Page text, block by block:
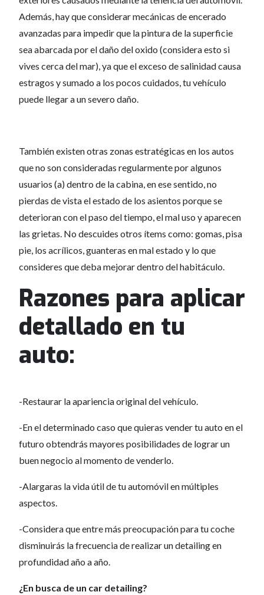
Además, hay que considerar mecánicas de encerado
avanzadas para impedir que la pintura de la superficie
sea abarcada por el daño del oxido (considera esto si
vives cerca del mar), ya que el exceso de salinidad causa
estragos y sumado a los pocos cuidados, tu vehículo
puede llegar a un severo daño.
También existen otras zonas estratégicas en los autos
que no son consideradas regularmente por algunos
usuarios (a) dentro de la cabina, en ese sentido, no
pierdas de vista el estado de los asientos porque se
deterioran con el paso del tiempo, el mal uso y aparecen
las grietas. No descuides otros ítems como: gomas, pisa
pie, los acrílicos, guanteras en mal estado y lo que
consideres que deba mejorar dentro del habitáculo.
Razones para aplicar
detallado en tu
auto:
-Restaurar la apariencia original del vehículo.
-En el determinado caso que quieras vender tu auto en el
futuro obtendrás mayores posibilidades de lograr un
buen negocio al momento de venderlo.
-Alargaras la vida útil de tu automóvil en múltiples
aspectos.
-Considera que entre más preocupación para tu coche
disminuirás la frecuencia de realizar un detailing en
profundidad año a año.
¿En busca de un car detailing?